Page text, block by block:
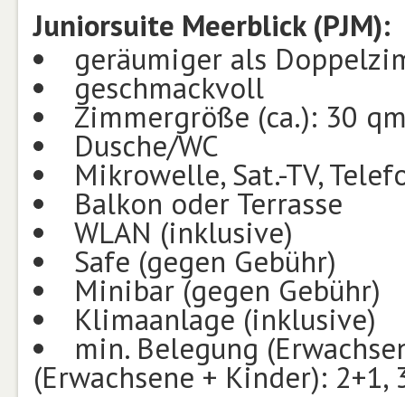
Juniorsuite Meerblick (PJM):
geräumiger als
geschmackvoll
Zimmergröße (ca.): 30
Dusche/WC
Mikrowelle, Sat.-TV,
Balkon oder Terrasse
WLAN (inklusive)
Safe (gegen Gebühr)
Minibar (gegen Gebühr)
Klimaanlage (inklusive)
min. Belegung
(Erwachsene + Kinder): 2+1,